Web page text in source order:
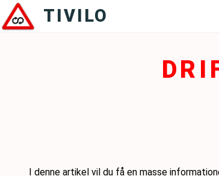
Videre
til
TIVILO
I denne artikel vil du få en masse